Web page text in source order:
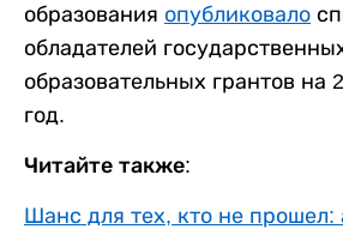
образования опубликовало
обладателей
образовательных грантов на
год.
Читайте также:
Шанс для тех, кто не прошел: